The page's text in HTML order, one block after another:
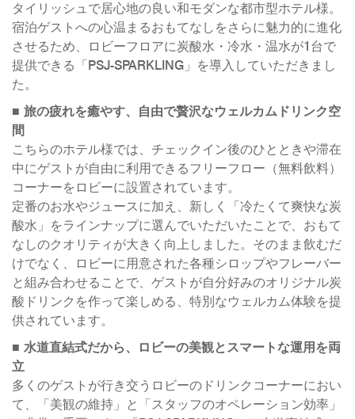
タイリッシュで居心地の良い和モダンな都市型ホテル様。
宿泊ゲストへの心温まるおもてなしをさらに魅力的に進化
させるため、ロビーフロアに炭酸水・冷水・温水が1台で
提供できる「PSJ-SPARKLING」を導入していただきまし
た。
■ 旅の疲れを癒やす、自由で贅沢なウェルカムドリンク空
間
こちらのホテル様では、チェックイン後のひとときや滞在
中にゲストが自由に利用できるフリーフロー（無料飲料）
コーナーをロビーに設置されています。
定番のお水やジュースに加え、新しく「冷たくて爽快な炭
酸水」をラインナップに選んでいただいたことで、おもて
なしのクオリティが大きく向上しました。そのまま飲むだ
けでなく、ロビーに用意された各種シロップやフレーバー
と組み合わせることで、ゲストが自分好みのオリジナル炭
酸ドリンクを作って楽しめる、特別なウェルカム体験を提
供されています。
■ 水道直結式だから、ロビーの美観とスマートな運用を両
立
多くのゲストが行き交うロビーのドリンクコーナーにおい
て、「美観の維持」と「スタッフのオペレーション効率」